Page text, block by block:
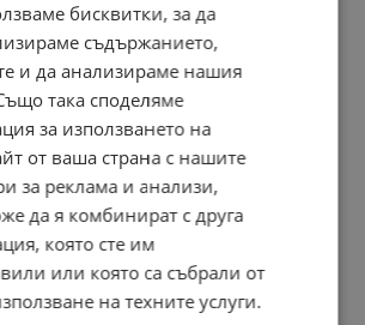
Geox Fast in U56MXB 00022 C1018
бисквитки, за да
съдържанието,
и да анализираме нашия
така споделяме
за използването на
от ваша страна с нашите
за реклама и анализи,
да я комбинират с друга
която сте им
или която са събрали от
на техните услуги.